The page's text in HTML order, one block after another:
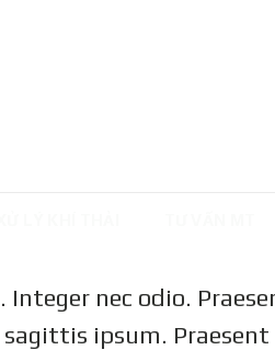
nec odio.
ipsum. Praesent